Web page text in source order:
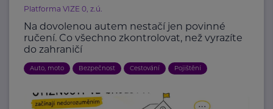
Platforma VIZE 0, z.ú.
Na dovolenou autem nestačí jen povinné
ručení. Co všechno zkontrolovat, než vyrazíte
do zahraničí
Auto, moto Bezpečnost Cestování Pojištění